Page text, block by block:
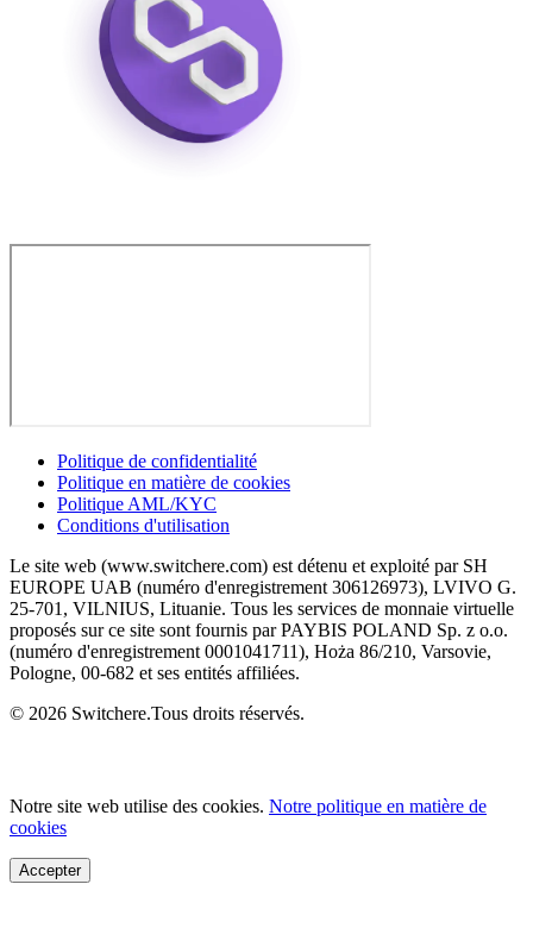
Politique de confidentialité
Politique en matière de cookies
Politique AML/KYC
Conditions d'utilisation
Le site web (www.switchere.com) est détenu et exploité par SH
EUROPE UAB (numéro d'enregistrement 306126973), LVIVO G.
25-701, VILNIUS, Lituanie. Tous les services de monnaie virtuelle
proposés sur ce site sont fournis par PAYBIS POLAND Sp. z o.o.
(numéro d'enregistrement 0001041711), Hoża 86/210, Varsovie,
Pologne, 00-682 et ses entités affiliées.
© 2026 Switchere.Tous droits réservés.
Notre site web utilise des cookies. Notre politique en matière de
cookies
Accepter